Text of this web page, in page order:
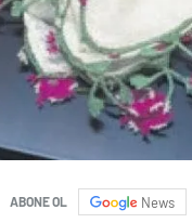
ABONE OL News